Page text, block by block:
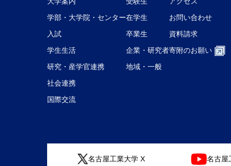
学部・大学院・センター
入試
学生生活
研究・産学官連携
社会連携
国際交流
在学生
卒業生
企業・研究者
地域・一般
お問い合わせ
資料請求
寄附のお願い
名古屋工業大学 X 名古屋